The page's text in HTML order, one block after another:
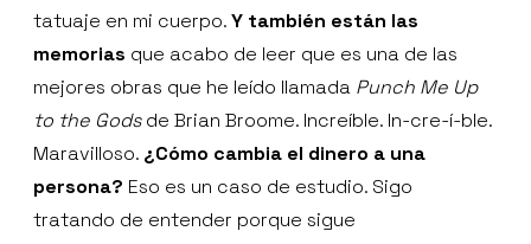
tatuaje en mi cuerpo.Y también están las
memorias que acabo de leer que es una de las
mejores obras que he leído llamada Punch Me Up
to the Godsde Brian Broome. Increíble. In-cre-í-ble.
Maravilloso. ¿Cómo cambia el dinero a una
persona? Eso es un caso de estudio. Sigo
tratando de entender porque sigue